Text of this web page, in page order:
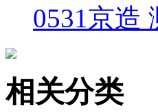
0531京造
相关分类